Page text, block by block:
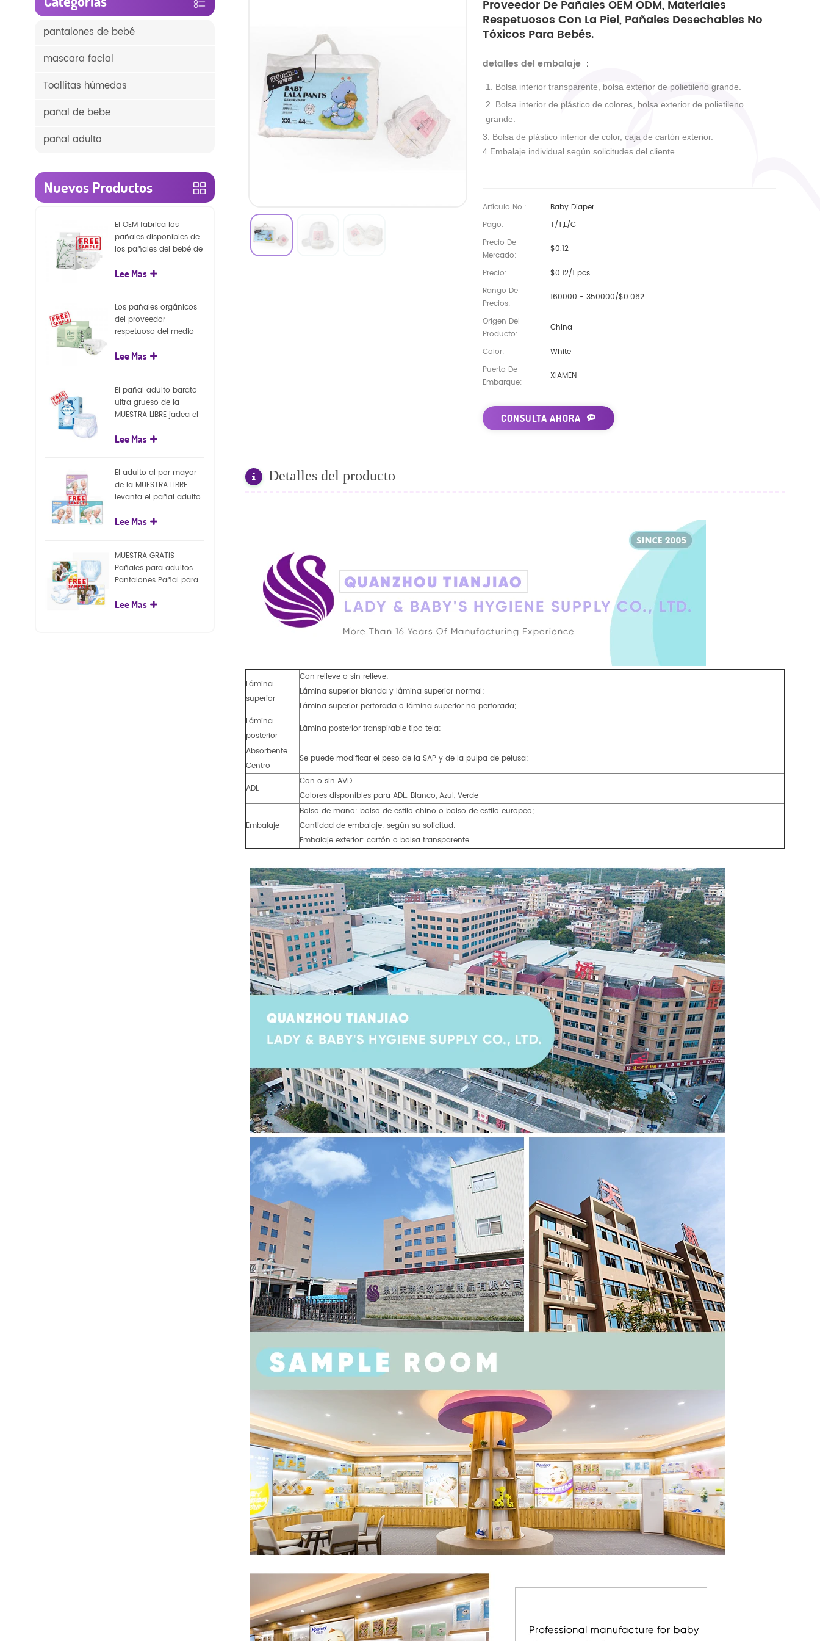
Proveedor De Pañales OEM ODM, Materiales
Respetuosos Con La Piel, Pañales Desechables No
Tóxicos Para Bebés.
detalles del embalaje ：
1. Bolsa interior transparente, bolsa exterior de polietileno grande.
2. Bolsa interior de plástico de colores, bolsa exterior de polietileno
grande.
3. Bolsa de plástico interior de color, caja de cartón exterior.
4.Embalaje individual según solicitudes del cliente.
Artículo No.:
Baby Diaper
Pago:
T/T,L/C
Precio De
Mercado:
$0.12
Precio:
$0.12/1 pcs
Rango De
Precios:
160000 - 350000/$0.062
Origen Del
Producto:
China
Color:
White
Puerto De
Embarque:
XIAMEN
CONSULTA AHORA
Detalles del producto
Lámina
superior
Con relieve o sin relieve;
Lámina superior blanda y lámina superior normal;
Lámina superior perforada o lámina superior no perforada;
Lámina
posterior
Lámina posterior transpirable tipo tela;
Absorbente
Centro
Se puede modificar el peso de la SAP y de la pulpa de pelusa;
ADL
Con o sin AVD
Colores disponibles para ADL: Blanco, Azul, Verde
Embalaje
Bolso de mano: bolso de estilo chino o bolso de estilo europeo;
Cantidad de embalaje: según su solicitud;
Embalaje exterior: cartón o bolsa transparente
pantalones de bebé
mascara facial
Toallitas húmedas
pañal de bebe
pañal adulto
Nuevos Productos
El OEM fabrica los
pañales disponibles de
los pañales del bebé de
capa superficial
Lee Mas
Los pañales orgánicos
del proveedor
respetuoso del medio
llegada venden al por
de la naturaleza
Lee Mas
El pañal adulto barato
ultra grueso de la
MUESTRA LIBRE jadea el
para el adulto
Lee Mas
El adulto al por mayor
de la MUESTRA LIBRE
levanta el pañal adulto
pantalones del pañal
Lee Mas
MUESTRA GRATIS
Pañales para adultos
Pantalones Pañal para
para adultos
Lee Mas